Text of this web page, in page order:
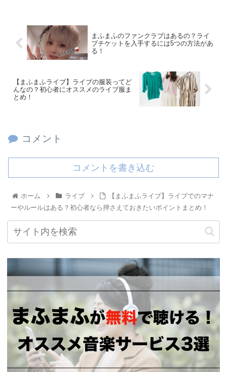
まふまふのファンクラブはあるの？ライ
ブチケットを入手するには5つの方法があ
る！
【まふまふライブ】ライブの服装ってど
んなの？初心者にオススメのライブ服ま
とめ！
コメント
コメントを書き込む
ホーム ライブ
【まふまふライブ】ライブでのマナ
ーやルールはある？初心者なら押さえておきたいポイントまとめ！